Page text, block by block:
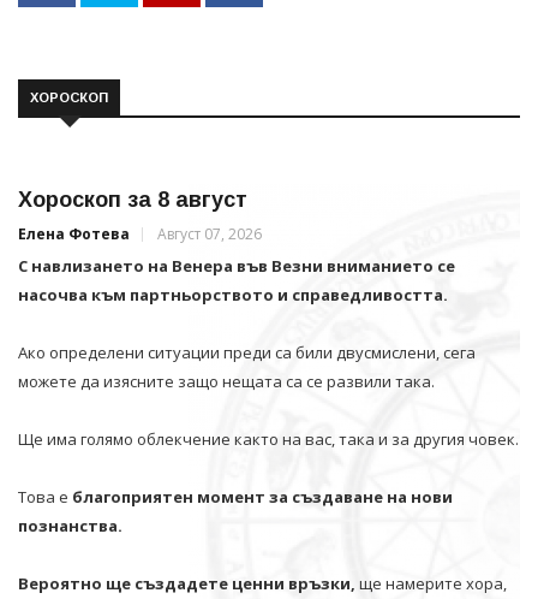
ХОРОСКОП
Хороскоп за 8 август
Елена Фотева Август 07, 2026
С навлизането на Венера във Везни вниманието се
насочва към партньорството и справедливостта.
Ако определени ситуации преди са били двусмислени, сега
можете да изясните защо нещата са се развили така.
Ще има голямо облекчение както на вас, така и за другия човек.
Това е благоприятен момент за създаване на нови
познанства.
Вероятно ще създадете ценни връзки, ще намерите хора,